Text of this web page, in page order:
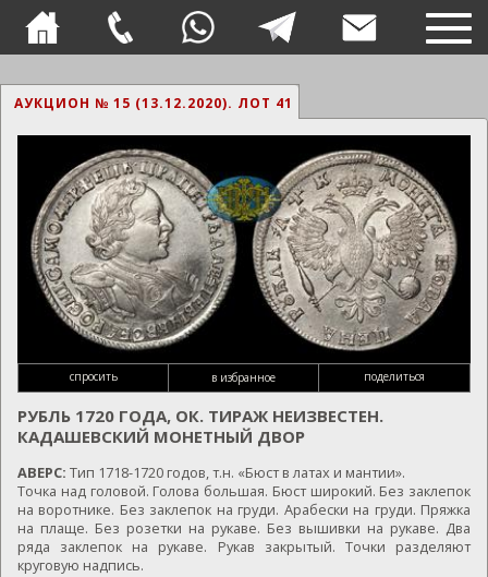
АУКЦИОН № 15 (13.12.2020). ЛОТ 41
спросить в избранное поделиться
РУБЛЬ 1720 ГОДА, ОК. ТИРАЖ НЕИЗВЕСТЕН.
КАДАШЕВСКИЙ МОНЕТНЫЙ ДВОР
АВЕРС: Тип 1718-1720 годов, т.н. «Бюст в латах и мантии».
Точка над головой. Голова большая. Бюст широкий. Без заклепок
на воротнике. Без заклепок на груди. Арабески на груди. Пряжка
на плаще. Без розетки на рукаве. Без вышивки на рукаве. Два
ряда заклепок на рукаве. Рукав закрытый. Точки разделяют
круговую надпись.